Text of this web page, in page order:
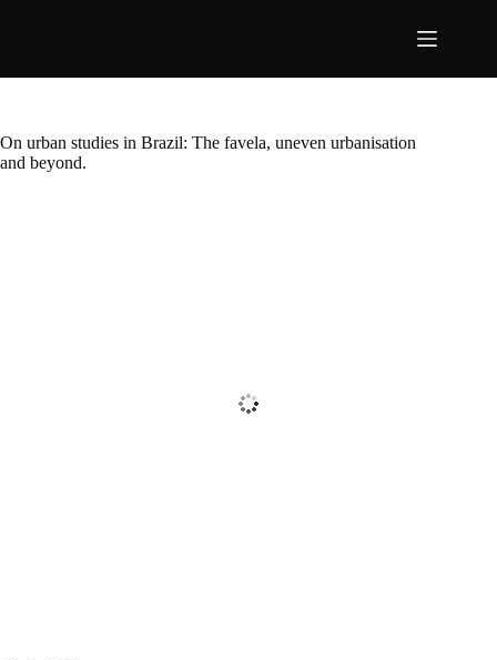
On urban studies in Brazil: The favela, uneven urbanisation
and beyond.